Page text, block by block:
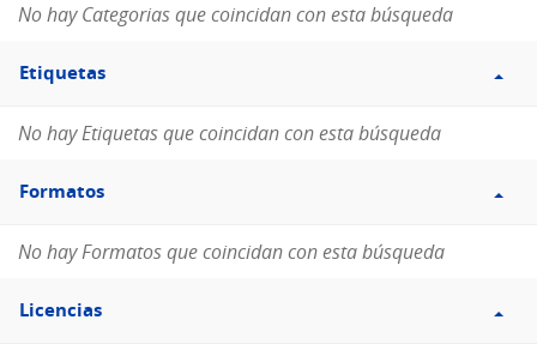
No hay Categorias que coincidan con esta búsqueda
Filtro
Etiquetas
Etiquetas
No hay Etiquetas que coincidan con esta búsqueda
Filtro
Formatos
Formatos
No hay Formatos que coincidan con esta búsqueda
Filtro
Licencias
Licencias